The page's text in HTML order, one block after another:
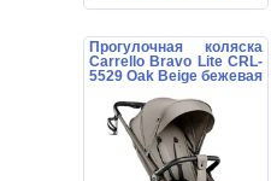
Прогулочная коляска
Carrello Bravo Lite CRL-
5529 Oak Beige бежевая